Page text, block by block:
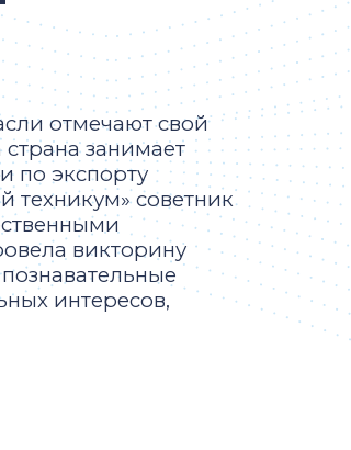
отмечают свой
занимает
по экспорту
техникум» советник
викторину
интересов,